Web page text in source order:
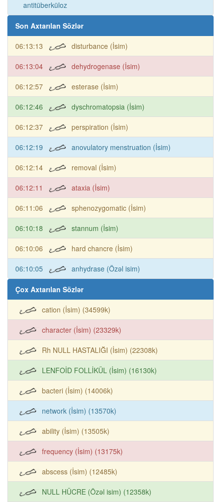
antitüberküloz
Son Axtarılan Sözlər
06:13:13 disturbance (İsim)
06:13:04 dehydrogenase (İsim)
06:12:57 esterase (İsim)
06:12:46 dyschromatopsia (İsim)
06:12:37 perspiration (İsim)
06:12:19 anovulatory menstruation (İsim)
06:12:14 removal (İsim)
06:12:11 ataxia (İsim)
06:11:06 sphenozygomatic (İsim)
06:10:18 stannum (İsim)
06:10:06 hard chancre (İsim)
06:10:05 anhydrase (Özəl isim)
Çox Axtarılan Sözlər
cation (İsim) (34599k)
character (İsim) (23329k)
Rh NULL HASTALIĞI (İsim) (22308k)
LENFOİD FOLLİKÜL (İsim) (16130k)
bacteri (İsim) (14006k)
network (İsim) (13570k)
ability (İsim) (13505k)
frequency (İsim) (13175k)
abscess (İsim) (12485k)
NULL HÜCRE (Özəl isim) (12358k)